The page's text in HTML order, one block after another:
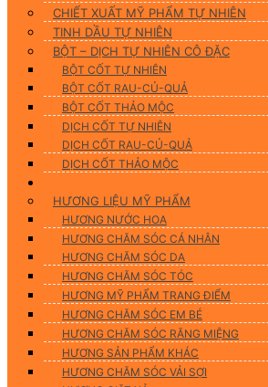
CHIẾT XUẤT MỸ PHẨM TỰ NHIÊN
TINH DẦU TỰ NHIÊN
BỘT – DỊCH TỰ NHIÊN CÔ ĐẶC
BỘT CỐT TỰ NHIÊN
BỘT CỐT RAU-CỦ-QUẢ
BỘT CỐT THẢO MỘC
DỊCH CỐT TỰ NHIÊN
DỊCH CỐT RAU-CỦ-QUẢ
DỊCH CỐT THẢO MỘC
HƯƠNG LIỆU MỸ PHẨM
HƯƠNG NƯỚC HOA
HƯƠNG CHĂM SÓC CÁ NHÂN
HƯƠNG CHĂM SÓC DA
HƯƠNG CHĂM SÓC TÓC
HƯƠNG MỸ PHẨM TRANG ĐIỂM
HƯƠNG CHĂM SÓC EM BÉ
HƯƠNG CHĂM SÓC RĂNG MIỆNG
HƯƠNG SẢN PHẨM KHÁC
HƯƠNG CHĂM SÓC VẢI SỢI